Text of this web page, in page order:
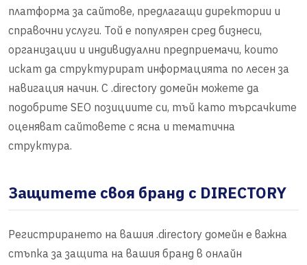
платформа за сайтове, предлагащи директории и
справочни услуги. Той е популярен сред бизнеси,
организации и индивидуални предприемачи, които
искат да структурират информацията по лесен за
навигация начин. С .directory домейн можете да
подобрите SEO позициите си, тъй като търсачките
оценяват сайтовете с ясна и тематична
структура.
Защитете своя бранд с DIRECTORY
Регистрирането на вашия .directory домейн е важна
стъпка за защита на вашия бранд в онлайн